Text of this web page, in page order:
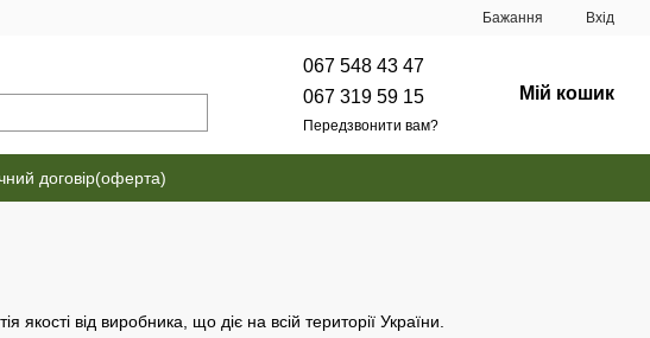
Бажання Вхід
067 548 43 47
067 319 59 15
Передзвонити вам?
Мій кошик
договір(оферта)
від виробника, що діє на всій території України.